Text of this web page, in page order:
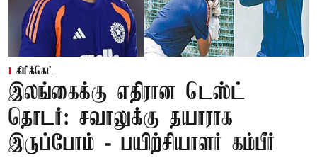
கிரிக்கெட்
இலங்கைக்கு எதிரான டெஸ்ட்
தொடர்: சவாலுக்கு தயாராக
இருப்போம் - பயிற்சியாளர் கம்பீர்